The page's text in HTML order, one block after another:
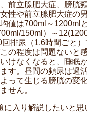
前立腺肥大症、膀胱
性や前立腺肥大症の
値は700ml～1200ml
150ml）～
排尿（1.6時間ごと
の程度は問題ないと
けなくなると、睡眠
す。昼間の頻尿は過
って生じる膀胱の変
せん。
に入り解説したい